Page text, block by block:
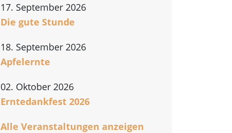
17. September 2026
Die gute Stunde
18. September 2026
Apfelernte
02. Oktober 2026
Erntedankfest 2026
Alle Veranstaltungen anzeigen